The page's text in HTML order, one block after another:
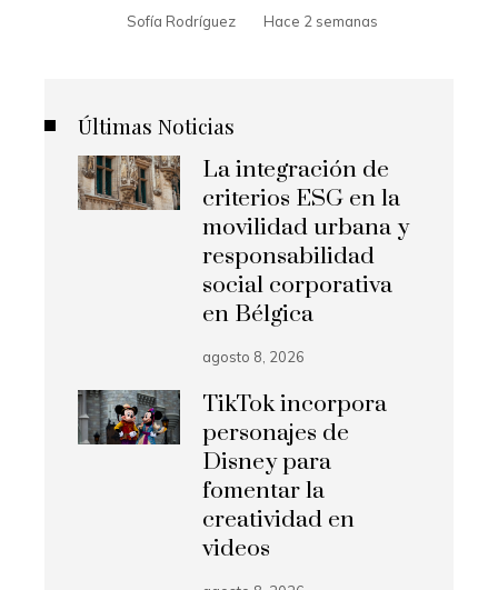
Sofía Rodríguez Hace 2 semanas
Últimas Noticias
La integración de
criterios ESG en la
movilidad urbana y
responsabilidad
social corporativa
en Bélgica
agosto 8, 2026
TikTok incorpora
personajes de
Disney para
fomentar la
creatividad en
videos